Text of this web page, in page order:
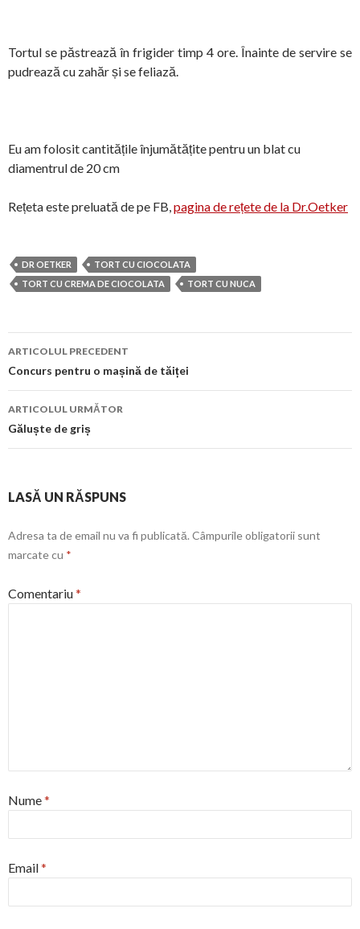
Tortul se păstrează în frigider timp 4 ore. Înainte de servire se
pudrează cu zahăr și se feliază.
Eu am folosit cantitățile înjumătățite pentru un blat cu
diamentrul de 20 cm
Rețeta este preluată de pe FB,pagina de rețete de la Dr.Oetker
DR OETKER
TORT CU CIOCOLATA
TORT CU CREMA DE CIOCOLATA
TORT CU NUCA
Navigare
în
articol
ARTICOLUL PRECEDENT
Concurs pentru o mașină de tăiței
ARTICOLUL URMĂTOR
Găluște de griș
LASĂ UN RĂSPUNS
Adresa ta de email nu va fi publicată. Câmpurile obligatorii sunt
marcate cu *
Comentariu*
Nume*
Email*